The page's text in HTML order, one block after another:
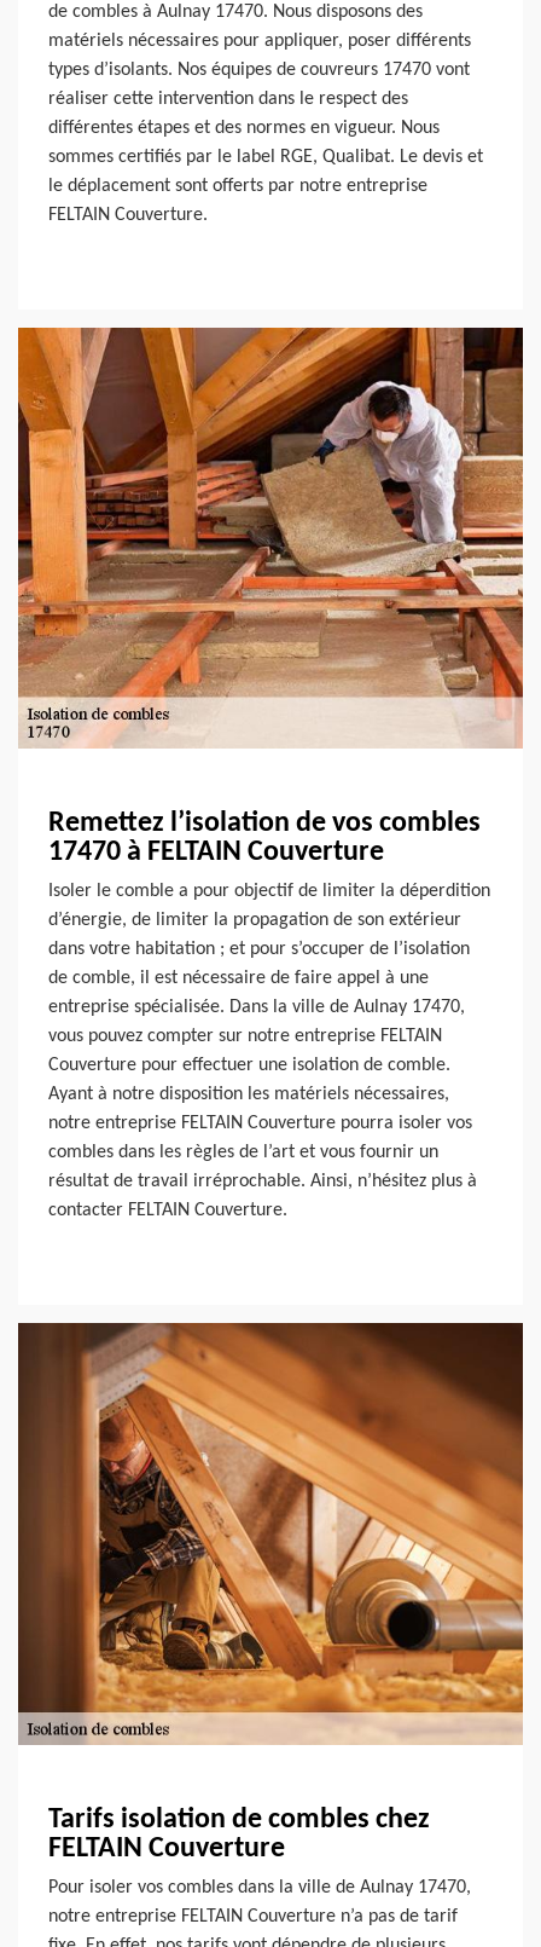
de combles à Aulnay 17470. Nous disposons des
matériels nécessaires pour appliquer, poser différents
types d’isolants. Nos équipes de couvreurs 17470 vont
réaliser cette intervention dans le respect des
différentes étapes et des normes en vigueur. Nous
sommes certifiés par le label RGE, Qualibat. Le devis et
le déplacement sont offerts par notre entreprise
FELTAIN Couverture.
Remettez l’isolation de vos combles
17470 à FELTAIN Couverture
Isoler le comble a pour objectif de limiter la déperdition
d’énergie, de limiter la propagation de son extérieur
dans votre habitation ; et pour s’occuper de l’isolation
de comble, il est nécessaire de faire appel à une
entreprise spécialisée. Dans la ville de Aulnay 17470,
vous pouvez compter sur notre entreprise FELTAIN
Couverture pour effectuer une isolation de comble.
Ayant à notre disposition les matériels nécessaires,
notre entreprise FELTAIN Couverture pourra isoler vos
combles dans les règles de l’art et vous fournir un
résultat de travail irréprochable. Ainsi, n’hésitez plus à
contacter FELTAIN Couverture.
Tarifs isolation de combles chez
FELTAIN Couverture
Pour isoler vos combles dans la ville de Aulnay 17470,
notre entreprise FELTAIN Couverture n’a pas de tarif